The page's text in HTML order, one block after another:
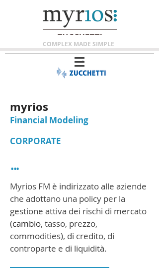
COMPLEX MADE SIMPLE
myrios
Financial Modeling
CORPORATE
...
Myrios FM è indirizzato alle aziende
che adottano una policy per la
gestione attiva dei rischi di mercato
(cambio, tasso, prezzo,
commodities), di credito, di
controparte e di liquidità.